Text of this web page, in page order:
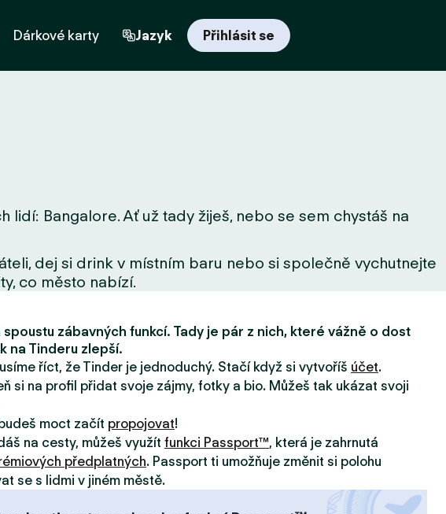
Dárkové karty Jazyk Přihlásit se
Bangalore. Ať už tady žiješ, nebo se sem chystáš na
dej si drink v místním baru nebo si společně vychutnejte
co město nabízí.
spoustu zábavných funkcí. Tady je pár z nich, které vážně o dost
na Tinderu zlepší.
říct, že Tinder je jednoduchý. Stačí když si vytvoříš účet.
si na profil přidat svoje zájmy, fotky a bio. Můžeš tak ukázat svoji
moct začít propojovat!
na cesty, můžeš využít funkci Passport™, která je zahrnutá
předplatných. Passport ti umožňuje změnit si polohu
se s lidmi v jiném městě.